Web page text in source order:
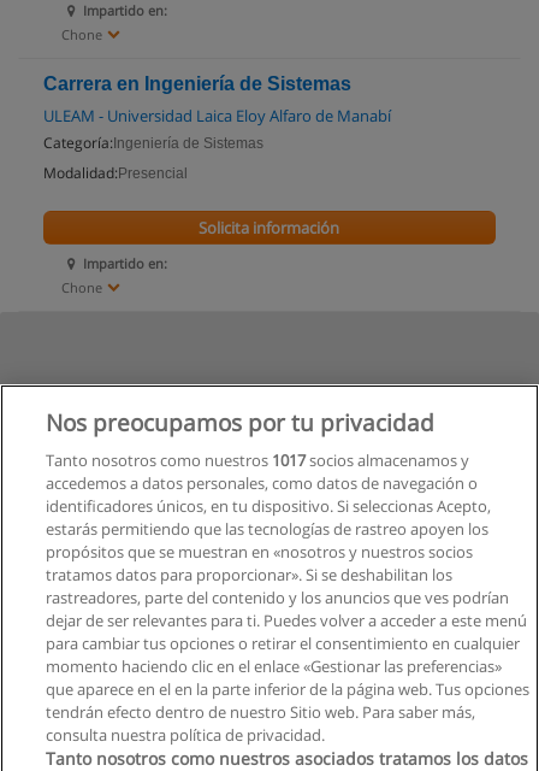
Impartido en:
Chone
Carrera en Ingeniería de Sistemas
ULEAM - Universidad Laica Eloy Alfaro de Manabí
Categoría: Ingeniería de Sistemas
Modalidad: Presencial
Impartido en:
Chone
Solicita información
Nos preocupamos por tu privacidad
Tanto nosotros como nuestros 1017socios almacenamos y
accedemos a datos personales, como datos de navegación o
identificadores únicos, en tu dispositivo. Si seleccionas Acepto,
estarás permitiendo que las tecnologías de rastreo apoyen los
propósitos que se muestran en «nosotros y nuestros socios
tratamos datos para proporcionar». Si se deshabilitan los
rastreadores, parte del contenido y los anuncios que ves podrían
dejar de ser relevantes para ti. Puedes volver a acceder a este menú
para cambiar tus opciones o retirar el consentimiento en cualquier
momento haciendo clic en el enlace «Gestionar las preferencias»
que aparece en el en la parte inferior de la página web. Tus opciones
tendrán efecto dentro de nuestro Sitio web. Para saber más,
consulta nuestra política de privacidad.
Tanto nosotros como nuestros asociados tratamos los datos